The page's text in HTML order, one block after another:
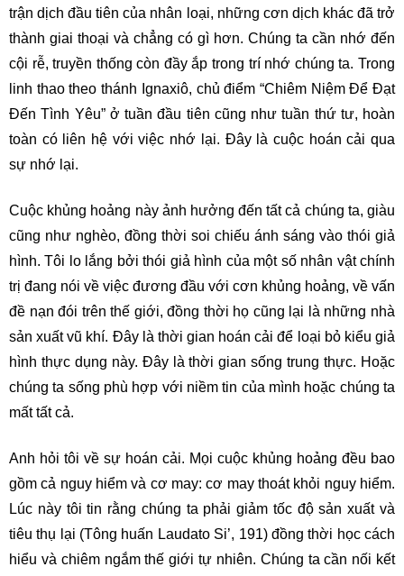
trận dịch đầu tiên của nhân loại, những cơn dịch khác đã trở
thành giai thoại và chẳng có gì hơn. Chúng ta cần nhớ đến
cội rễ, truyền thống còn đầy ắp trong trí nhớ chúng ta. Trong
linh thao theo thánh Ignaxiô, chủ điểm “Chiêm Niệm Để Đạt
Đến Tình Yêu” ở tuần đầu tiên cũng như tuần thứ tư, hoàn
toàn có liên hệ với việc nhớ lại. Đây là cuộc hoán cải qua
sự nhớ lại.
Cuộc khủng hoảng này ảnh hưởng đến tất cả chúng ta, giàu
cũng như nghèo, đồng thời soi chiếu ánh sáng vào thói giả
hình. Tôi lo lắng bởi thói giả hình của một số nhân vật chính
trị đang nói về việc đương đầu với cơn khủng hoảng, về vấn
đề nạn đói trên thế giới, đồng thời họ cũng lại là những nhà
sản xuất vũ khí. Đây là thời gian hoán cải để loại bỏ kiểu giả
hình thực dụng này. Đây là thời gian sống trung thực. Hoặc
chúng ta sống phù hợp với niềm tin của mình hoặc chúng ta
mất tất cả.
Anh hỏi tôi về sự hoán cải. Mọi cuộc khủng hoảng đều bao
gồm cả nguy hiểm và cơ may: cơ may thoát khỏi nguy hiểm.
Lúc này tôi tin rằng chúng ta phải giảm tốc độ sản xuất và
tiêu thụ lại (Tông huấn Laudato Si’, 191) đồng thời học cách
hiểu và chiêm ngắm thế giới tự nhiên. Chúng ta cần nối kết